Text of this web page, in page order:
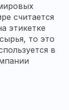
считается
этикетке
то это
в